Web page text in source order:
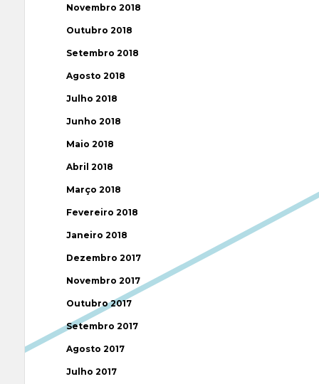
Novembro 2018
Outubro 2018
Setembro 2018
Agosto 2018
Julho 2018
Junho 2018
Maio 2018
Abril 2018
Março 2018
Fevereiro 2018
Janeiro 2018
Dezembro 2017
Novembro 2017
Outubro 2017
Setembro 2017
Agosto 2017
Julho 2017